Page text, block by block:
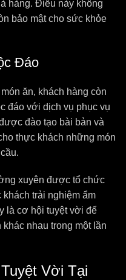
hàng. Điều này không
bảo mật cho sức khỏe
Đáo
ăn, khách hàng còn
đáo với dịch vụ phục vụ
đào tạo bài bản và
thực khách những món
xuyên được tổ chức
trải nghiệm ẩm
là cơ hội tuyệt vời để
nhau trong một lần
Vời Tại